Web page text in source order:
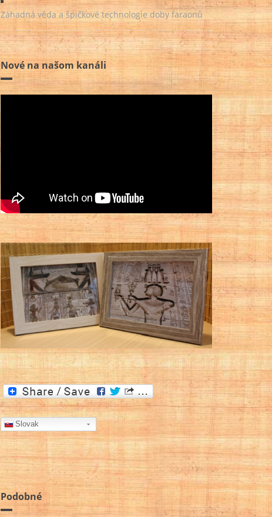
Záhadná věda a špičkové technologie doby faraonů
Nové na našom kanáli
Slovak
Podobné